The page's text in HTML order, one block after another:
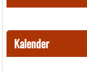
Kalender